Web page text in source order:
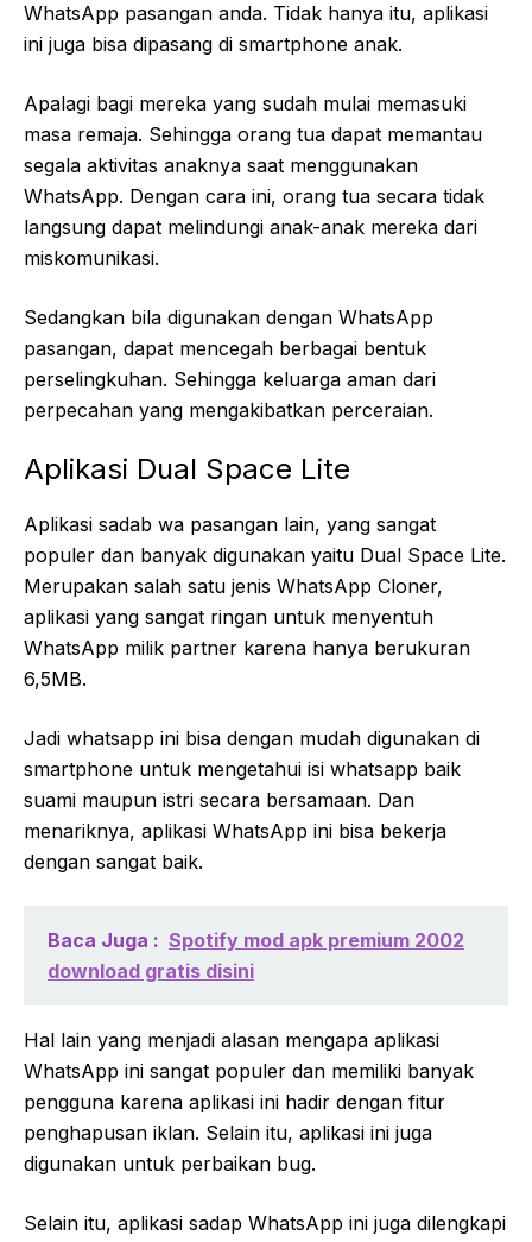
WhatsApp pasangan anda. Tidak hanya itu, aplikasi
ini juga bisa dipasang di smartphone anak.
Apalagi bagi mereka yang sudah mulai memasuki
masa remaja. Sehingga orang tua dapat memantau
segala aktivitas anaknya saat menggunakan
WhatsApp. Dengan cara ini, orang tua secara tidak
langsung dapat melindungi anak-anak mereka dari
miskomunikasi.
Sedangkan bila digunakan dengan WhatsApp
pasangan, dapat mencegah berbagai bentuk
perselingkuhan. Sehingga keluarga aman dari
perpecahan yang mengakibatkan perceraian.
Aplikasi Dual Space Lite
Aplikasi sadab wa pasangan lain, yang sangat
populer dan banyak digunakan yaitu Dual Space Lite.
Merupakan salah satu jenis WhatsApp Cloner,
aplikasi yang sangat ringan untuk menyentuh
WhatsApp milik partner karena hanya berukuran
6,5MB.
Jadi whatsapp ini bisa dengan mudah digunakan di
smartphone untuk mengetahui isi whatsapp baik
suami maupun istri secara bersamaan. Dan
menariknya, aplikasi WhatsApp ini bisa bekerja
dengan sangat baik.
Baca Juga : Spotify mod apk premium 2002
download gratis disini
Hal lain yang menjadi alasan mengapa aplikasi
WhatsApp ini sangat populer dan memiliki banyak
pengguna karena aplikasi ini hadir dengan fitur
penghapusan iklan. Selain itu, aplikasi ini juga
digunakan untuk perbaikan bug.
Selain itu, aplikasi sadap WhatsApp ini juga dilengkapi